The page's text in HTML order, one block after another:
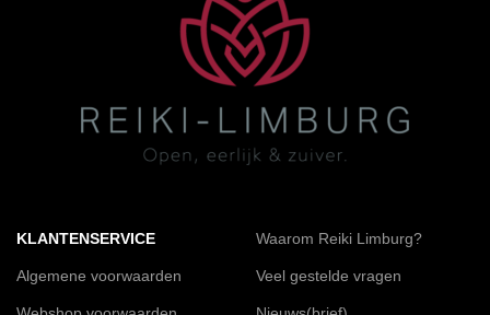
KLANTENSERVICE
Algemene voorwaarden
Waarom Reiki Limburg?
Veel gestelde vragen